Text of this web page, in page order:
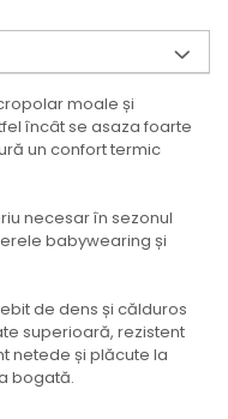
moale și
încât se asaza foarte
un confort termic
necesar în sezonul
babywearing și
de dens și călduros
superioară, rezistent
netede și plăcute la
bogată.